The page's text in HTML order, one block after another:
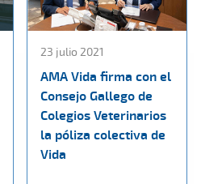
23 julio 2021
AMA Vida firma con el
Consejo Gallego de
Colegios Veterinarios
la póliza colectiva de
Vida